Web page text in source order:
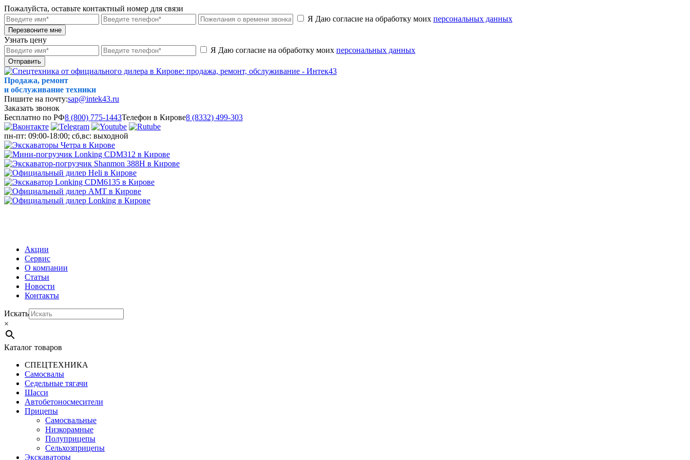
Пожалуйста, оставьте контактный номер для связи
Я Даю согласие на обработку моих персональных данных
Перезвоните мне
Узнать цену
Я Даю согласие на обработку моих персональных данных
Отправить
Продажа, ремонт
и обслуживание техники
Пишите на почту:sap@intek43.ru
Заказать звонок
Бесплатно по РФ8 (800) 775-1443Телефон в Кирове8 (8332) 499-303
пн-пт: 09:00-18:00; сб,вс: выходной
Акции
Сервис
О компании
Статьи
Новости
Контакты
Искать
×
Каталог товаров
СПЕЦТЕХНИКА
Самосвалы
Седельные тягачи
Шасси
Автобетоно­смесители
Прицепы
Самосвальные
Низкорамные
Полуприцепы
Сельхозприцепы
Экскаваторы